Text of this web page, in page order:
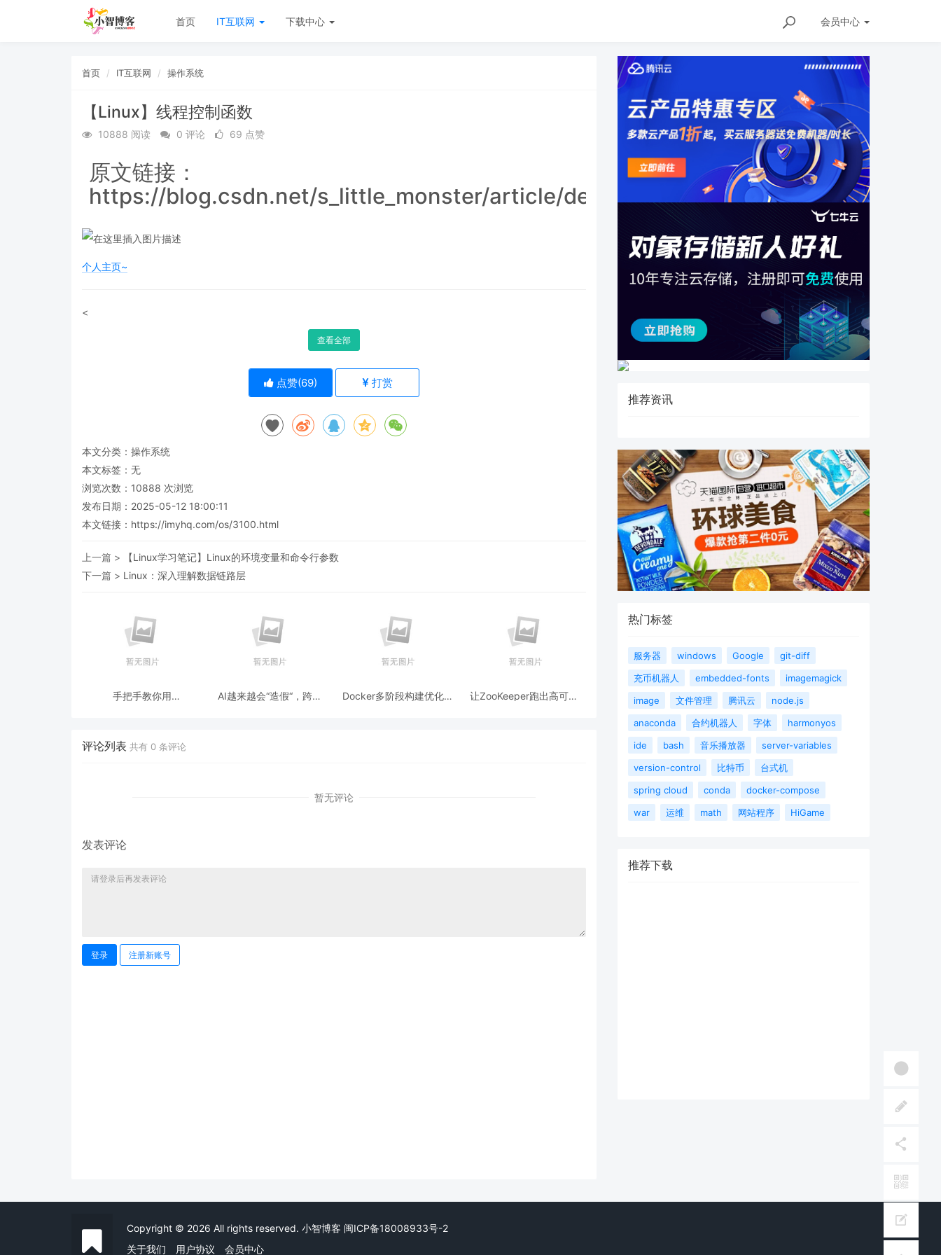
首页 IT互联网 下载中心 会员中心
首页 IT互联网 操作系统
【Linux】线程控制函数
10888 阅读 0 评论 69 点赞
原文链接：
https://blog.csdn.net/s_little_monster/article/details/145742576
个人主页~
<
查看全部
点赞(69) 打赏
本文分类： 操作系统
本文标签：无
浏览次数： 10888 次浏览
发布日期：2025-05-12 18:00:11
本文链接： https://imyhq.com/os/3100.html
上一篇 >
【Linux学习笔记】Linux的环境变量和命令行参数
下一篇 > Linux：深入理解数据链路层
手把手教你用
AI越来越会“造假“，跨模
Docker多阶段构建优化：
让ZooKeeper跑出高可用:
评论列表 共有 0 条评论
暂无评论
发表评论
登录 注册新账号
推荐资讯
热门标签
服务器 windows Google
git-diff
充币机器人
embedded-fonts
imagemagick
image
文件管理 腾讯云
node.js
anaconda
合约机器人 字体
harmonyos
ide
bash 音乐播放器
server-variables
version-control
比特币
台式机
spring cloud
conda
docker-compose
war
运维 math 网站程序 HiGame
推荐下载
Copyright © 2026 All rights reserved. 小智博客 闽ICP备18008933号-2
关于我们
用户协议 会员中心